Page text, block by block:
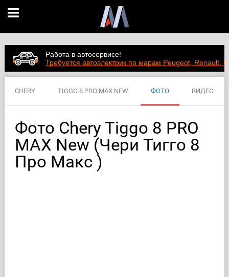
Работа в автосервисе!
Требуется автоэлектрик по марам Peugeot, Renault,
CHERY TIGGO 8 PRO MAX NEW ФОТО ВИДЕО
ХАРАКТЕРИСТИКИ
Фото Chery Tiggo 8 PRO
MAX New (Чери Тигго 8
Про Макс )